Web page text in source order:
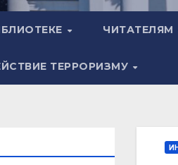
ЧИТАТЕЛЯМ
ТЕРРОРИЗМУ